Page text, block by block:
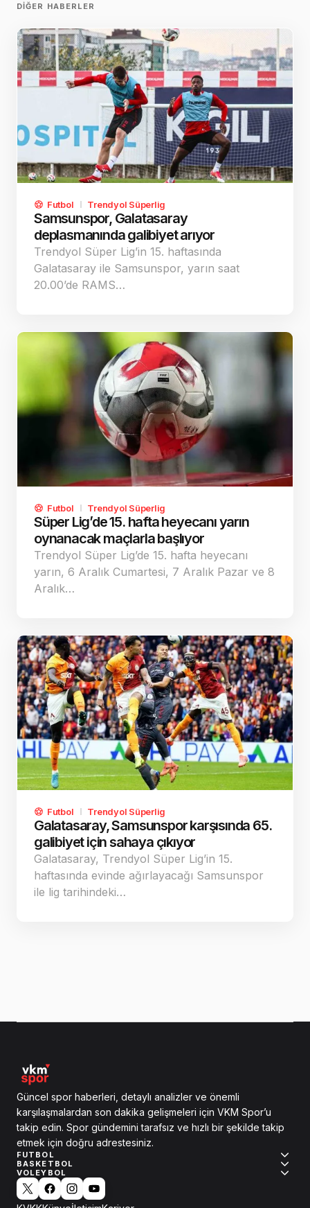
DIĞER HABERLER
Futbol Trendyol Süperlig
Samsunspor, Galatasaray
deplasmanında galibiyet arıyor
Trendyol Süper Lig’in 15. haftasında
Galatasaray ile Samsunspor, yarın saat
20.00’de RAMS…
Futbol Trendyol Süperlig
Süper Lig’de 15. hafta heyecanı yarın
oynanacak maçlarla başlıyor
Trendyol Süper Lig’de 15. hafta heyecanı
yarın, 6 Aralık Cumartesi, 7 Aralık Pazar ve 8
Aralık…
Futbol Trendyol Süperlig
Galatasaray, Samsunspor karşısında 65.
galibiyet için sahaya çıkıyor
Galatasaray, Trendyol Süper Lig’in 15.
haftasında evinde ağırlayacağı Samsunspor
ile lig tarihindeki…
Güncel spor haberleri, detaylı analizler ve önemli
karşılaşmalardan son dakika gelişmeleri için VKM Spor’u
takip edin. Spor gündemini tarafsız ve hızlı bir şekilde takip
etmek için doğru adrestesiniz.
FUTBOL
BASKETBOL
VOLEYBOL